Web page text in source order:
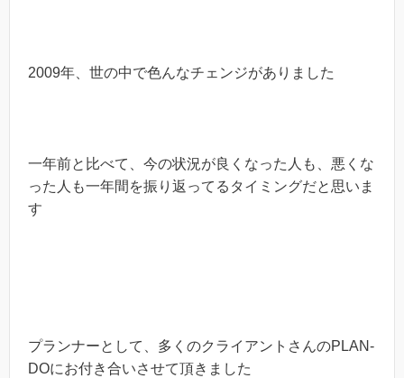
2009年、世の中で色んなチェンジがありました
一年前と比べて、今の状況が良くなった人も、悪くな
った人も一年間を振り返ってるタイミングだと思いま
す
プランナーとして、多くのクライアントさんのPLAN-
DOにお付き合いさせて頂きました